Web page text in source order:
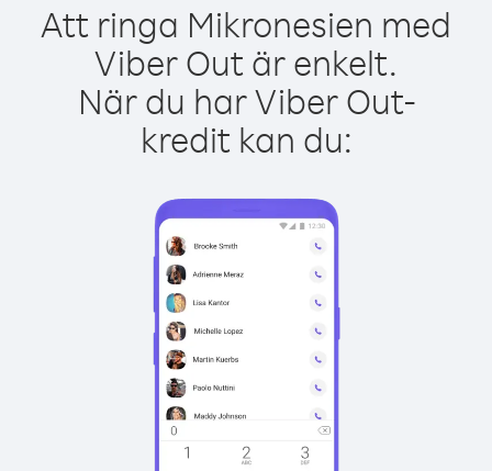
Att ringa Mikronesien med
Viber Out är enkelt.
När du har Viber Out-
kredit kan du: